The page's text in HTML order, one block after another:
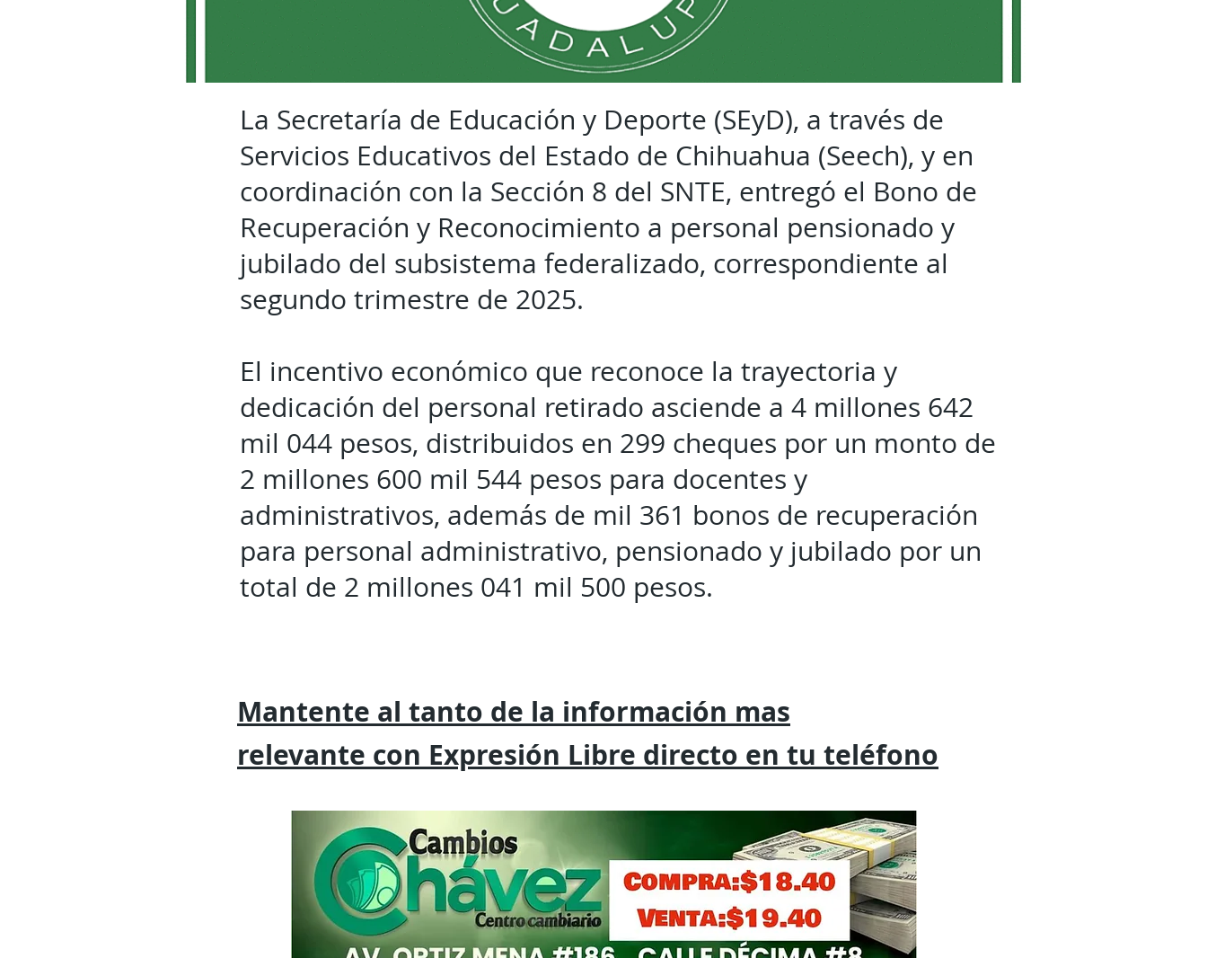
La Secretaría de Educación y Deporte (SEyD), a través de
Servicios Educativos del Estado de Chihuahua (Seech), y en
coordinación con la Sección 8 del SNTE, entregó el Bono de
Recuperación y Reconocimiento a personal pensionado y
jubilado del subsistema federalizado, correspondiente al
segundo trimestre de 2025.
El incentivo económico que reconoce la trayectoria y
dedicación del personal retirado asciende a 4 millones 642
mil 044 pesos, distribuidos en 299 cheques por un monto de
2 millones 600 mil 544 pesos para docentes y
administrativos, además de mil 361 bonos de recuperación
para personal administrativo, pensionado y jubilado por un
total de 2 millones 041 mil 500 pesos.
Mantente al tanto de la información mas
relevante con Expresión Libre directo en tu teléfono